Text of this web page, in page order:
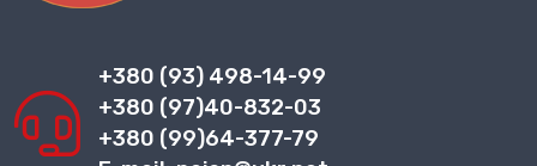
+380 (93) 498-14-99
+380 (97)40-832-03
+380 (99)64-377-79